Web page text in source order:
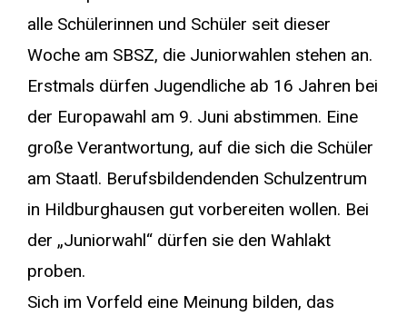
alle Schülerinnen und Schüler seit dieser
Woche am SBSZ, die Juniorwahlen stehen an.
Erstmals dürfen Jugendliche ab 16 Jahren bei
der Europawahl am 9. Juni abstimmen. Eine
große Verantwortung, auf die sich die Schüler
am Staatl. Berufsbildendenden Schulzentrum
in Hildburghausen gut vorbereiten wollen. Bei
der „Juniorwahl“ dürfen sie den Wahlakt
proben.
Sich im Vorfeld eine Meinung bilden, das